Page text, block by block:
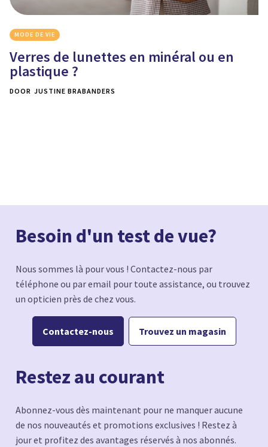
MODE DE VIE
Verres de lunettes en minéral ou en
plastique ?
DOOR JUSTINE BRABANDERS
Besoin d'un test de vue?
Nous sommes là pour vous ! Contactez-nous par
téléphone ou par email pour toute assistance, ou trouvez
un opticien près de chez vous.
Contactez-nous Trouvez un magasin
Restez au courant
Abonnez-vous dès maintenant pour ne manquer aucune
de nos nouveautés et promotions exclusives ! Restez à
jour et profitez des avantages réservés à nos abonnés.